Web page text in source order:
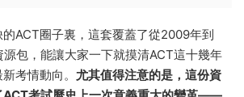
ACT圈子裏，這套覆蓋了從2009年到
包，能讓大家一下就摸清ACT這十幾年
考情動向。 尤其值得注意的是，這份資